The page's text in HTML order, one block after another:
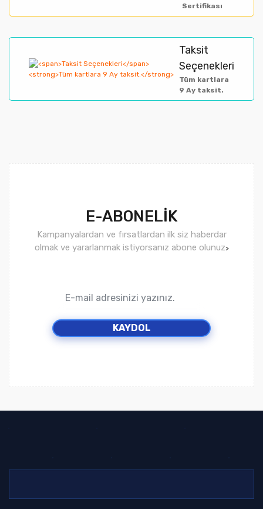
Gönder
Sertifikası
Taksit
Seçenekleri
Tüm kartlara
9 Ay taksit.
E-ABONELİK
Kampanyalardan ve fırsatlardan ilk siz haberdar
olmak ve yararlanmak istiyorsanız abone olunuz>
KAYDOL